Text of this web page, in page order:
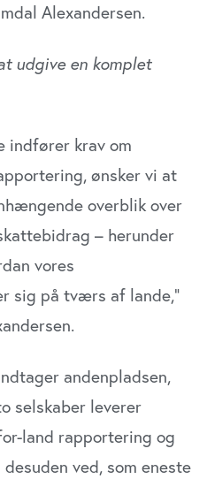
Alexandersen.
udgive en komplet
indfører krav om
ønsker vi at
overblik over
– herunder
vores
sig på tværs af lande,”
andenpladsen,
selskaber leverer
land rapportering og
ved, som eneste